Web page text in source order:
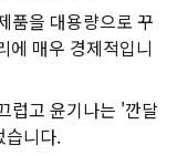
품을 대용량으로 꾸
에 매우 경제적입니
럽고 윤기나는 '깐달
습니다.